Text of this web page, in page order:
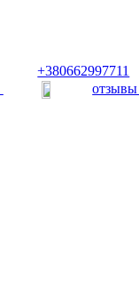
+380662997711